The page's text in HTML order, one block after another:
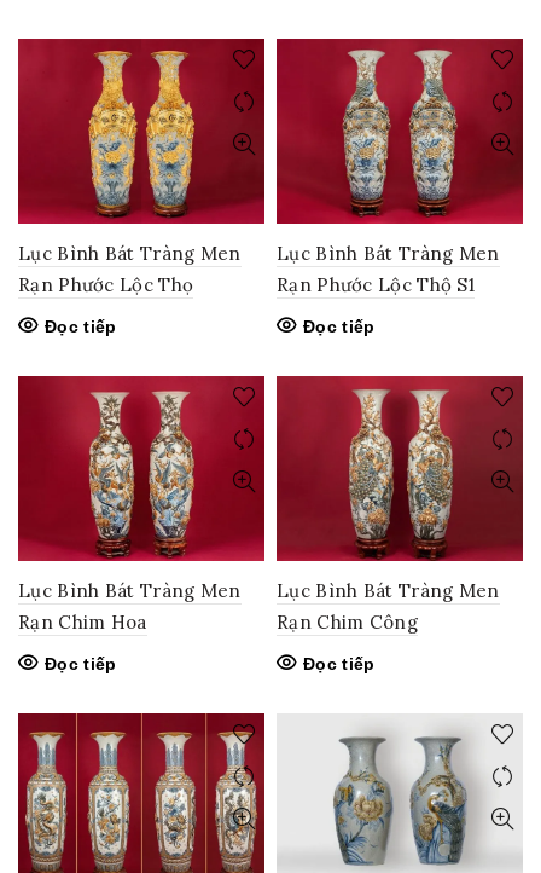
Lục Bình Bát Tràng Men
Rạn Phước Lộc Thọ
Đọc tiếp
Lục Bình Bát Tràng Men
Rạn Phước Lộc Thộ S1
Đọc tiếp
Lục Bình Bát Tràng Men
Rạn Chim Hoa
Đọc tiếp
Lục Bình Bát Tràng Men
Rạn Chim Công
Đọc tiếp